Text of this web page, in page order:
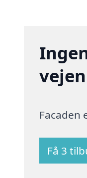
Facaden
Få 3